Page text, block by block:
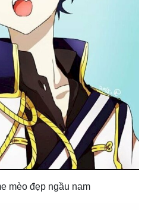
mèo đẹp ngầu nam